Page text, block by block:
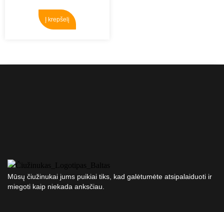
Į krepšelį
Mūsų čiužinukai jums puikiai tiks, kad galėtumėte atsipalaiduoti ir
miegoti kaip niekada anksčiau.